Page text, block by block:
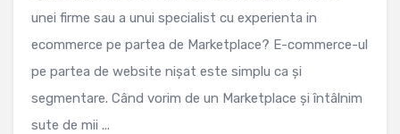
unei firme sau a unui specialist cu experienta in
ecommerce pe partea de Marketplace? E-commerce-ul
pe partea de website nișat este simplu ca și
segmentare. Când vorim de un Marketplace și întâlnim
sute de mii ...